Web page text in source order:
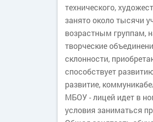
технического,
занято около тысячи
возрастным группам,
творческие
склонности,
способствует
развитие,
МБОУ - лицей идет в
условия заниматься